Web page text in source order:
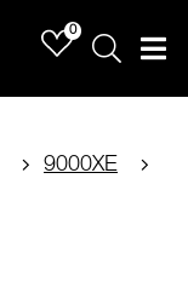
0
Sök
9000XE